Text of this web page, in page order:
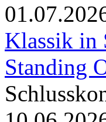
Klassik in
Standing